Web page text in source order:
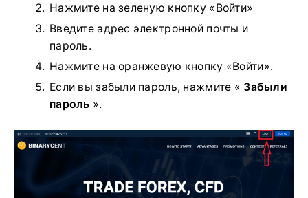
Нажмите на зеленую кнопку «Войти»
Введите адрес электронной почты и
пароль.
Нажмите на оранжевую кнопку «Войти».
Если вы забыли пароль, нажмите « Забыли
пароль ».